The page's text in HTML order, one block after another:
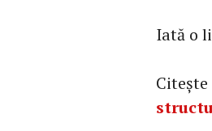
Iată o
Citește